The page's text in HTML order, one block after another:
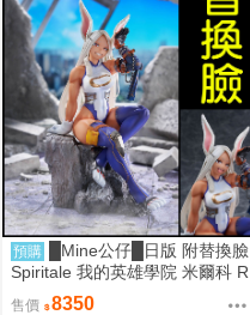
預購
█Mine公仔█日版 附替換臉
Spiritale 我的英雄學院 米爾科 R
abbit 1/7 PVC D9265
售價 8350